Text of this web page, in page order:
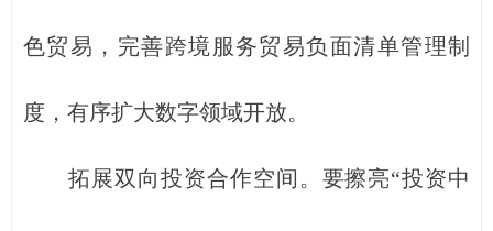
色贸易，完善跨境服务贸易负面清单管理制
度，有序扩大数字领域开放。
拓展双向投资合作空间。要擦亮“投资中